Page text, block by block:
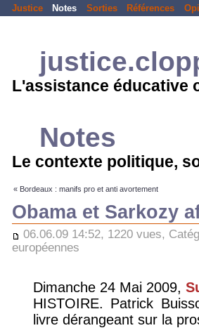
Justice Notes Sorties Références
L'assistance éducative
Notes
Le contexte politique,
« Bordeaux : manifs pro et anti avortement
Obama et Sarkozy
06.06.09 14:52, 1220 vues,
européennes
Dimanche 24 Mai 2009,
HISTOIRE. Patrick
livre dérangeant sur la